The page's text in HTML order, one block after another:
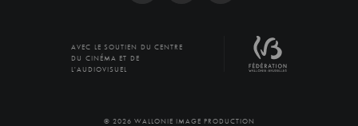
AVEC LE SOUTIEN DU CENTRE
DU CINÉMA ET DE
L'AUDIOVISUEL
© 2026 WALLONIE IMAGE PRODUCTION